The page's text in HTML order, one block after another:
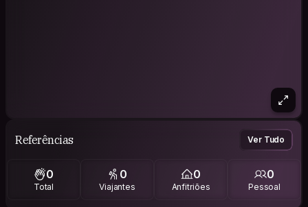
Referências Ver Tudo
0
Total
0
Viajantes
0
Anfitriões
0
Pessoal